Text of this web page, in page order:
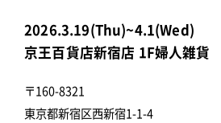
2026.3.19(Thu)~4.1(Wed)
京王百貨店新宿店 1F婦人雑貨
〒160-8321
東京都新宿区西新宿1-1-4